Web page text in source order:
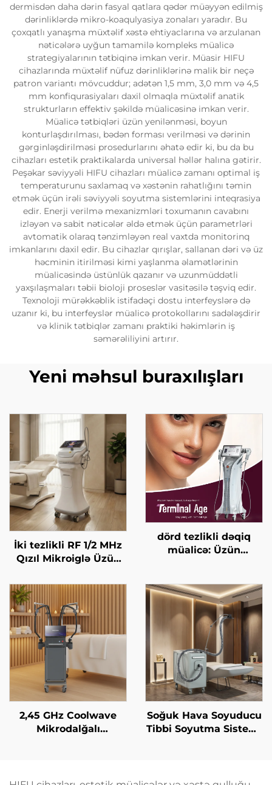
dermisdən daha dərin fasyal qatlara qədər müəyyən edilmiş
dərinliklərdə mikro-koaqulyasiya zonaları yaradır. Bu
çoxqatlı yanaşma müxtəlif xəstə ehtiyaclarına və arzulanan
nəticələrə uyğun tamamilə kompleks müalicə
strategiyalarının tətbiqinə imkan verir. Müasir HIFU
cihazlarında müxtəlif nüfuz dərinliklərinə malik bir neçə
patron variantı mövcuddur; adətən 1,5 mm, 3,0 mm və 4,5
mm konfiqurasiyaları daxil olmaqla müxtəlif anatik
strukturların effektiv şəkildə müalicəsinə imkan verir.
Müalicə tətbiqləri üzün yenilənməsi, boyun
konturlaşdırılması, bədən forması verilməsi və dərinin
gərginləşdirilməsi prosedurlarını əhatə edir ki, bu da bu
cihazları estetik praktikalarda universal həllər halına gətirir.
Peşəkar səviyyəli HIFU cihazları müalicə zamanı optimal iş
temperaturunu saxlamaq və xəstənin rahatlığını təmin
etmək üçün irəli səviyyəli soyutma sistemlərini inteqrasiya
edir. Enerji verilmə mexanizmləri toxumanın cavabını
izləyən və sabit nəticələr əldə etmək üçün parametrləri
avtomatik olaraq tənzimləyən real vaxtda monitorinq
imkanlarını daxil edir. Bu cihazlar qırışlar, sallanan dəri və üz
həcminin itirilməsi kimi yaşlanma əlamətlərinin
müalicəsində üstünlük qazanır və uzunmüddətli
yaxşılaşmaları təbii bioloji proseslər vasitəsilə təşviq edir.
Texnoloji mürəkkəblik istifadəçi dostu interfeyslərə də
uzanır ki, bu interfeyslər müalicə protokollarını sadələşdirir
və klinik tətbiqlər zamanı praktiki həkimlərin iş
səmərəliliyini artırır.
Yeni məhsul buraxılışları
İki tezlikli RF 1/2 MHz
Qızıl Mikroiglə Üzün
dörd tezlikli dəqiq
müalicə: Üzün
bədənin
formalaşdırılması, son
yaş HIFU maşını
2,45 GHz Coolwave
Mikrodalğalı
və Gərginləşdirilməsi,
Soğuk Hava Soyuducu
Tibbi Soyutma Sistemi
Davamlı, Təmasdan